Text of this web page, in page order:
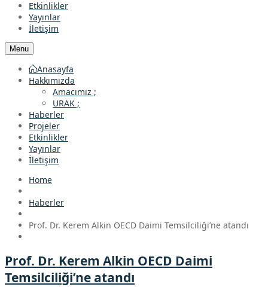
Etkinlikler
Yayınlar
İletişim
Menu
Anasayfa
Hakkımızda
Amacımız ;
URAK ;
Haberler
Projeler
Etkinlikler
Yayınlar
İletişim
Home
Haberler
Prof. Dr. Kerem Alkin OECD Daimi Temsilciliği’ne atandı
Prof. Dr. Kerem Alkin OECD Daimi
Temsilciliği’ne atandı